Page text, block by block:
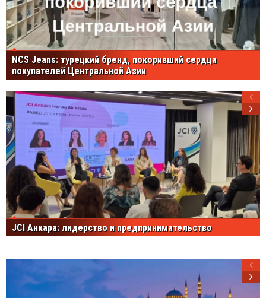
NCS Jeans: турецкий бренд, покоривший сердца
покупателей Центральной Азии
JCI Анкара: лидерство и предпринимательство